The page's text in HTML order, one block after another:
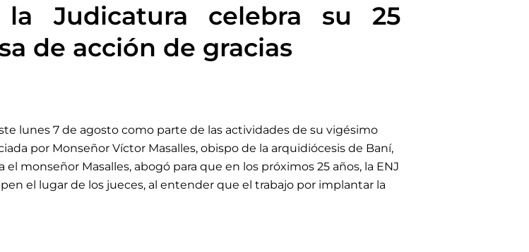
la Judicatura celebra su 25
de acción de gracias
lunes 7 de agosto como parte de las actividades de su vigésimo
por Monseñor Víctor Masalles, obispo de la arquidiócesis de Baní,
el monseñor Masalles, abogó para que en los próximos 25 años, la ENJ
el lugar de los jueces, al entender que el trabajo por implantar la